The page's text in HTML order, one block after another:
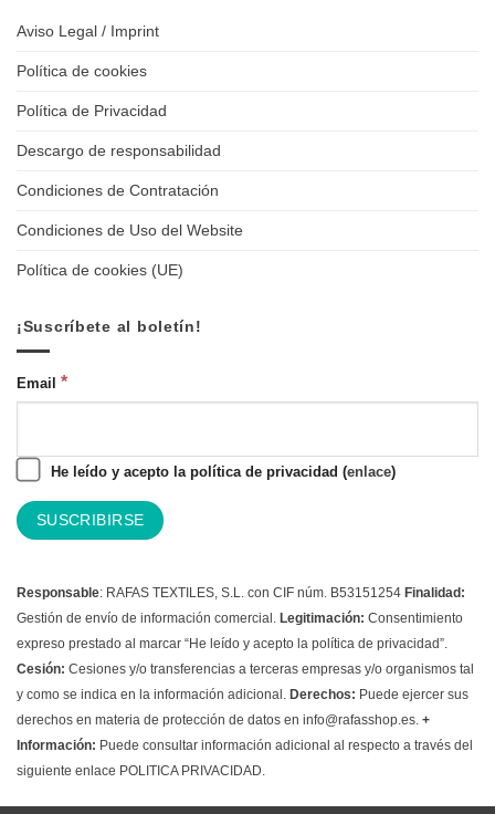
Aviso Legal / Imprint
Política de cookies
Política de Privacidad
Descargo de responsabilidad
Condiciones de Contratación
Condiciones de Uso del Website
Política de cookies (UE)
¡Suscríbete al boletín!
Email *
He leído y acepto la política de privacidad (enlace)
Responsable: RAFAS TEXTILES, S.L. con CIF núm. B53151254 Finalidad:
Gestión de envío de información comercial. Legitimación: Consentimiento
expreso prestado al marcar “He leído y acepto la política de privacidad”.
Cesión: Cesiones y/o transferencias a terceras empresas y/o organismos tal
y como se indica en la información adicional. Derechos: Puede ejercer sus
derechos en materia de protección de datos en info@rafasshop.es. +
Información: Puede consultar información adicional al respecto a través del
siguiente enlace POLITICA PRIVACIDAD.